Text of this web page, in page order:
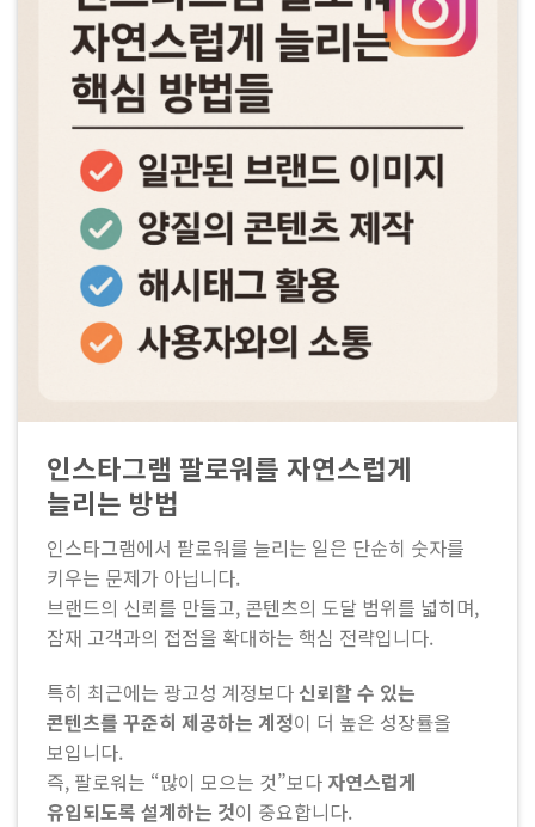
인스타그램 팔로워를 자연스럽게
늘리는 방법
인스타그램에서 팔로워를 늘리는 일은 단순히 숫자를
키우는 문제가 아닙니다.
브랜드의 신뢰를 만들고, 콘텐츠의 도달 범위를 넓히며,
잠재 고객과의 접점을 확대하는 핵심 전략입니다.
특히 최근에는 광고성 계정보다신뢰할 수 있는
콘텐츠를 꾸준히 제공하는 계정이 더 높은 성장률을
보입니다.
즉, 팔로워는 “많이 모으는 것”보다 자연스럽게
유입되도록 설계하는 것이 중요합니다.